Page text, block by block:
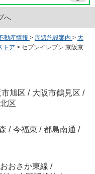
へ
動産情報 > 周辺施設案内 > 大
トア > セブンイレブン 京阪京
市旭区 / 大阪市鶴見区 /
区
/ 今福東 / 都島南通 /
おおさか東線 /